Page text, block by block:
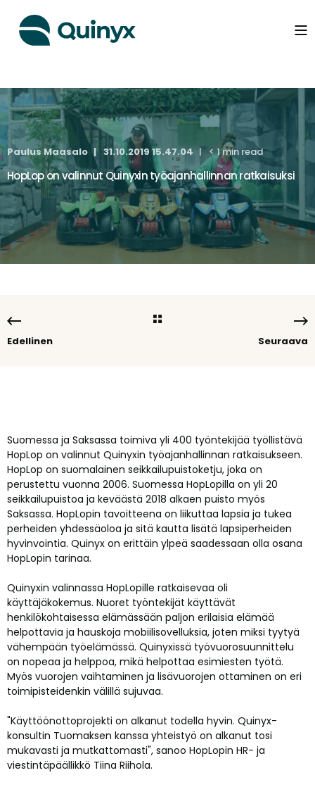
Paulus Maasalo 31.10.2019 15.47.04 < 1 min read
HopLop on valinnut Quinyxin työajanhallinnan ratkaisuksi
Edellinen Seuraava
Suomessa ja Saksassa toimiva yli 400 työntekijää työllistävä
HopLop on valinnut Quinyxin työajanhallinnan ratkaisukseen.
HopLop on suomalainen seikkailupuistoketju, joka on
perustettu vuonna 2006. Suomessa HopLopilla on yli 20
seikkailupuistoa ja keväästä 2018 alkaen puisto myös
Saksassa. HopLopin tavoitteena on liikuttaa lapsia ja tukea
perheiden yhdessäoloa ja sitä kautta lisätä lapsiperheiden
hyvinvointia. Quinyx on erittäin ylpeä saadessaan olla osana
HopLopin tarinaa.
Quinyxin valinnassa HopLopille ratkaisevaa oli
käyttäjäkokemus. Nuoret työntekijät käyttävät
henkilökohtaisessa elämässään paljon erilaisia elämää
helpottavia ja hauskoja mobiilisovelluksia, joten miksi tyytyä
vähempään työelämässä. Quinyxissä työvuorosuunnittelu
on nopeaa ja helppoa, mikä helpottaa esimiesten työtä.
Myös vuorojen vaihtaminen ja lisävuorojen ottaminen on eri
toimipisteidenkin välillä sujuvaa.
"Käyttöönottoprojekti on alkanut todella hyvin. Quinyx-
konsultin Tuomaksen kanssa yhteistyö on alkanut tosi
mukavasti ja mutkattomasti", sanoo HopLopin HR- ja
viestintäpäällikkö Tiina Riihola.